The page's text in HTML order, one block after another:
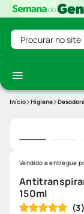
Procurar no site
Higiene
150ml
(3)
Vendido e entregue